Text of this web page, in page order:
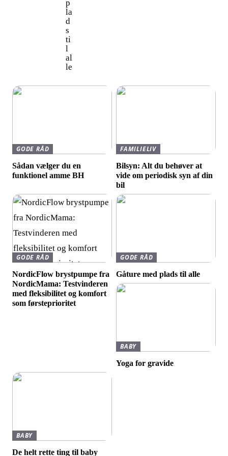
p
la
d
s
ti
l
al
le
GODE RÅD
Sådan vælger du en
funktionel amme BH
FAMILIELIV
Bilsyn: Alt du behøver at
vide om periodisk syn af din
bil
GODE RÅD
NordicFlow brystpumpe fra
NordicMama: Testvinderen
med fleksibilitet og komfort
som førsteprioritet
GODE RÅD
Gåture med plads til alle
BABY
Yoga for gravide
BABY
De helt rette ting til baby